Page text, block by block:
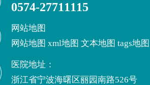
0574-27711115
网站地图
网站地图 xml地图 文本地图 tags地图
医院地址：
浙江省宁波海曙区丽园南路526号